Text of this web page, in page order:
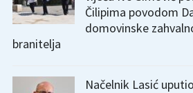
Čilipima povodom
domovinske
branitelja
Načelnik Lasić